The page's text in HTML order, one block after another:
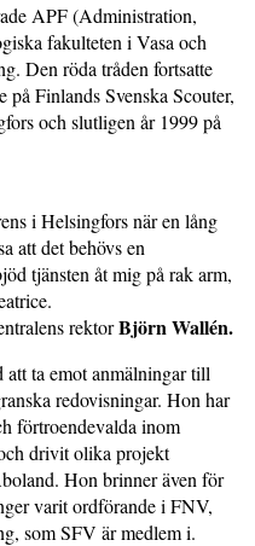
APF (Administration,
fakulteten i Vasa och
Den röda tråden fortsatte
på Finlands Svenska Scouter,
och slutligen år 1999 på
i Helsingfors när en lång
att det behövs en
tjänsten åt mig på rak arm,
rektorBjörn Wallén.
att ta emot anmälningar till
redovisningar. Hon har
förtroendevalda inom
drivit olika projekt
Hon brinner även för
varit ordförande i FNV,
som SFV är medlem i.